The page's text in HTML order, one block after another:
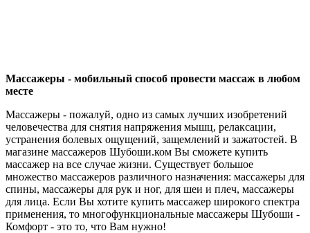
Массажеры - мобильный способ провести массаж в любом
месте
Массажеры - пожалуй, одно из самых лучших изобретений
человечества для снятия напряжения мышц, релаксации,
устранения болевых ощущений, защемлений и зажатостей. В
магазине массажеров Шубоши.ком Вы сможете купить
массажер на все случае жизни. Существует большое
множество массажеров различного назначения: массажеры для
спины, массажеры для рук и ног, для шеи и плеч, массажеры
для лица. Если Вы хотите купить массажер широкого спектра
применения, то многофункциональные массажеры Шубоши -
Комфорт - это то, что Вам нужно!